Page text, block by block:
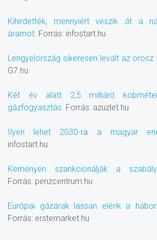
Kihirdették, mennyiért veszik át a
áramot. Forrás: infostart.hu
Lengyelország sikeresen levált az orosz
G7.hu
Két év alatt 2,5 milliárd
gázfogyasztás. Forrás: azuzlet.hu
Ilyen lehet 2030-ra a magyar
infostart.hu
Keményen szankcionálják a
Forrás: penzcentrum.hu
Európai gázárak lassan elérik a
Forrás: erstemarket.hu